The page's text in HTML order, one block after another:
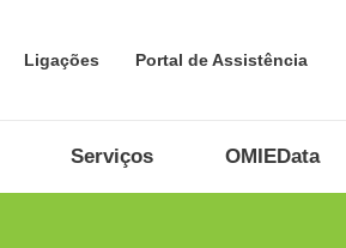
Ligações Portal de Assistência
Serviços OMIEData